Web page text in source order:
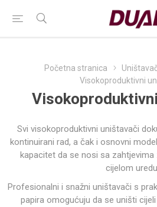
Početna stranica
Visokoproduktivni
Svi visokoproduktivni uništavači
kontinuirani rad, a čak i osnovni
kapacitet da se nosi sa zahtjevima
cijelom
Profesionalni i snažni uništavači s
papira omogućuju da se uništi